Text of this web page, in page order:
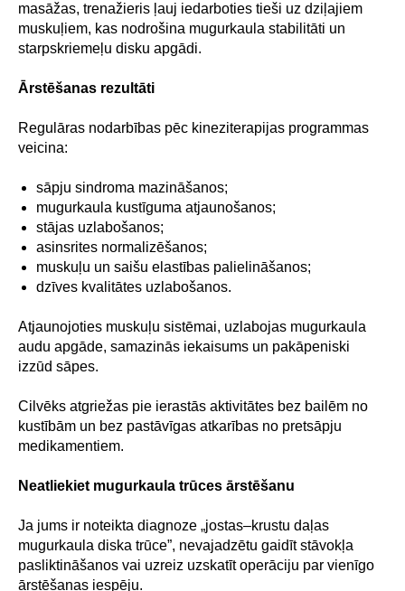
masāžas, trenažieris ļauj iedarboties tieši uz dziļajiem
muskuļiem, kas nodrošina mugurkaula stabilitāti un
starpskriemeļu disku apgādi.
Ārstēšanas rezultāti
Regulāras nodarbības pēc kineziterapijas programmas
veicina:
sāpju sindroma mazināšanos;
mugurkaula kustīguma atjaunošanos;
stājas uzlabošanos;
asinsrites normalizēšanos;
muskuļu un saišu elastības palielināšanos;
dzīves kvalitātes uzlabošanos.
Atjaunojoties muskuļu sistēmai, uzlabojas mugurkaula
audu apgāde, samazinās iekaisums un pakāpeniski
izzūd sāpes.
Cilvēks atgriežas pie ierastās aktivitātes bez bailēm no
kustībām un bez pastāvīgas atkarības no pretsāpju
medikamentiem.
Neatliekiet mugurkaula trūces ārstēšanu
Ja jums ir noteikta diagnoze „jostas–krustu daļas
mugurkaula diska trūce”, nevajadzētu gaidīt stāvokļa
pasliktināšanos vai uzreiz uzskatīt operāciju par vienīgo
ārstēšanas iespēju.